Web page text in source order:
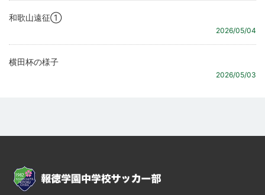
和歌山遠征①
2026/05/04
横田杯の様子
2026/05/03